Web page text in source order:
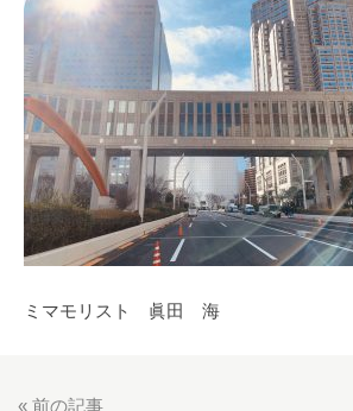
ミマモリスト 眞田 海
« 前の記事